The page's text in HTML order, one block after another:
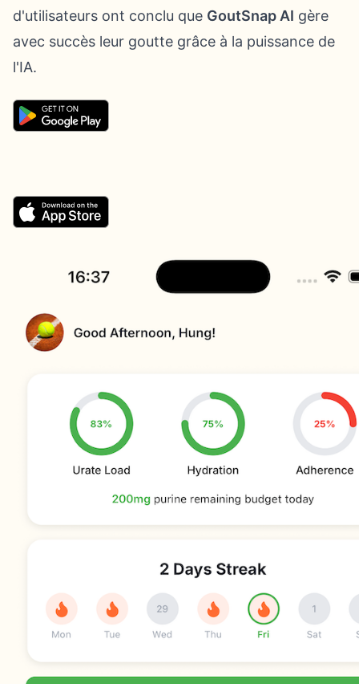
d'utilisateurs ont conclu que GoutSnap AI gère
avec succès leur goutte grâce à la puissance de
l'IA.